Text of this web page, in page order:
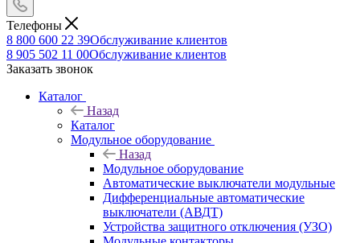
Телефоны
8 800 600 22 39Обслуживание клиентов
8 905 502 11 00Обслуживание клиентов
Заказать звонок
Каталог
Назад
Каталог
Модульное оборудование
Назад
Модульное оборудование
Автоматические выключатели модульные
Дифференциальные автоматические
выключатели (АВДТ)
Устройства защитного отключения (УЗО)